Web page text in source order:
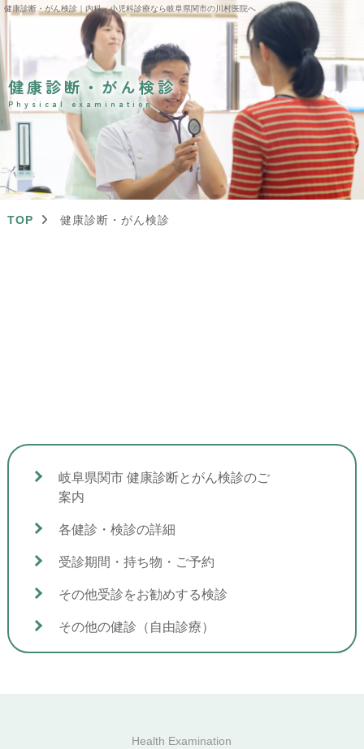
健康診断・がん検診｜内科・小児科診療なら岐阜県関市の川村医院へ
健康診断・がん検診
Physical examination
TOP 健康診断・がん検診
岐阜県関市 健康診断とがん検診のご
案内
各健診・検診の詳細
受診期間・持ち物・ご予約
その他受診をお勧めする検診
その他の健診（自由診療）
Health Examination